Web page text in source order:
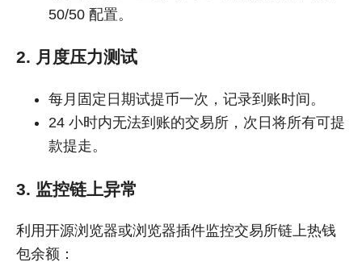
50/50 配置。
2. 月度压力测试
每月固定日期试提币一次，记录到账时间。
24 小时内无法到账的交易所，次日将所有可提
款提走。
3. 监控链上异常
利用开源浏览器或浏览器插件监控交易所链上热钱
包余额：